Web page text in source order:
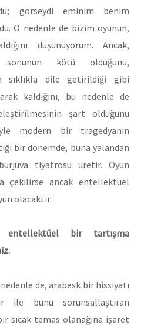
görseydi eminim benim
O nedenle de bizim oyunun,
düşünüyorum. Ancak,
sonunun kötü olduğunu,
sıklıkla dile getirildiği gibi
kaldığını, bu nedenle de
şart olduğunu
modern bir tragedyanın
bir dönemde, buna yalandan
tiyatrosu üretir. Oyun
çekilirse ancak entellektüel
olacaktır.
entellektüel bir tartışma
de, arabesk bir hissiyatı
bunu sorunsallaştıran
sıcak temas olanağına işaret